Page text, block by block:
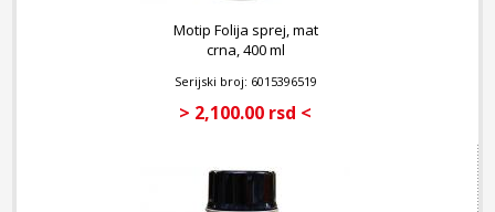
Motip Folija sprej, mat
crna, 400 ml
Serijski broj: 6015396519
> 2,100.00 rsd <